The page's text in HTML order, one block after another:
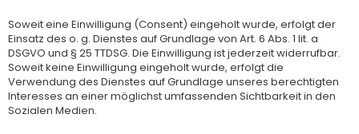
Soweit eine Einwilligung (Consent) eingeholt wurde, erfolgt der
Einsatz des o. g. Dienstes auf Grundlage von Art. 6 Abs. 1 lit. a
DSGVO und § 25 TTDSG. Die Einwilligung ist jederzeit widerrufbar.
Soweit keine Einwilligung eingeholt wurde, erfolgt die
Verwendung des Dienstes auf Grundlage unseres berechtigten
Interesses an einer möglichst umfassenden Sichtbarkeit in den
Sozialen Medien.